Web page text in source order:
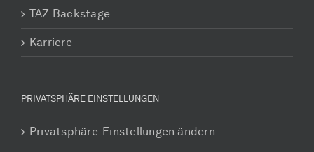
TAZ Backstage
Karriere
PRIVATSPHÄRE EINSTELLUNGEN
Privatsphäre-Einstellungen ändern